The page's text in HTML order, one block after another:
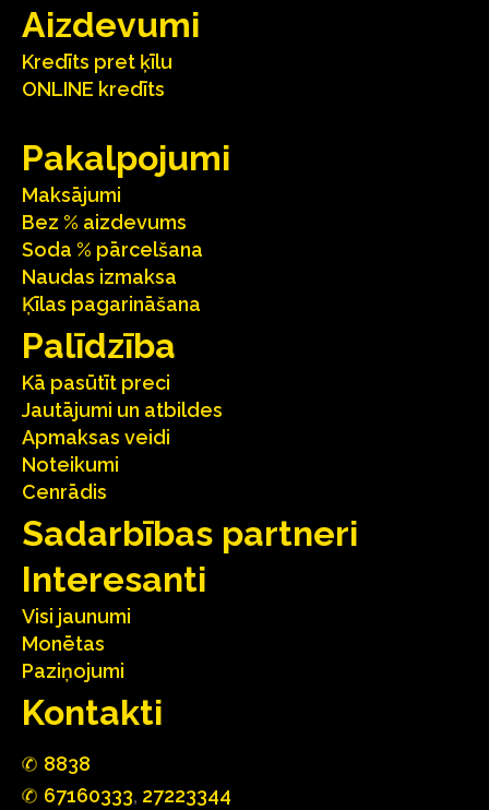
Aizdevumi
Kredīts pret ķīlu
ONLINE kredīts
Pakalpojumi
Maksājumi
Bez % aizdevums
Soda % pārcelšana
Naudas izmaksa
Ķīlas pagarināšana
Palīdzība
Kā pasūtīt preci
Jautājumi un atbildes
Apmaksas veidi
Noteikumi
Cenrādis
Sadarbības partneri
Interesanti
Visi jaunumi
Monētas
Paziņojumi
Kontakti
8838
67160333, 27223344